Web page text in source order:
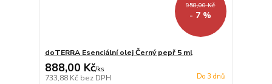
958,00 Kč
- 7 %
doTERRA Esenciální olej Černý pepř 5 ml
888,00 Kč/ks
733,88 Kč bez DPH Do 3 dnů